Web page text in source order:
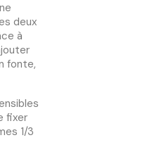
deux
à
fonte,
fixer
1/3